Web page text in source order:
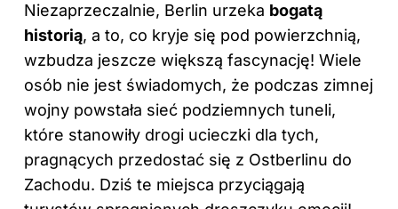
Niezaprzeczalnie, Berlin urzeka bogatą
historią, a to, co kryje się pod powierzchnią,
wzbudza jeszcze większą fascynację! Wiele
osób nie jest świadomych, że podczas zimnej
wojny powstała sieć podziemnych tuneli,
które stanowiły drogi ucieczki dla tych,
pragnących przedostać się z Ostberlinu do
Zachodu. Dziś te miejsca przyciągają